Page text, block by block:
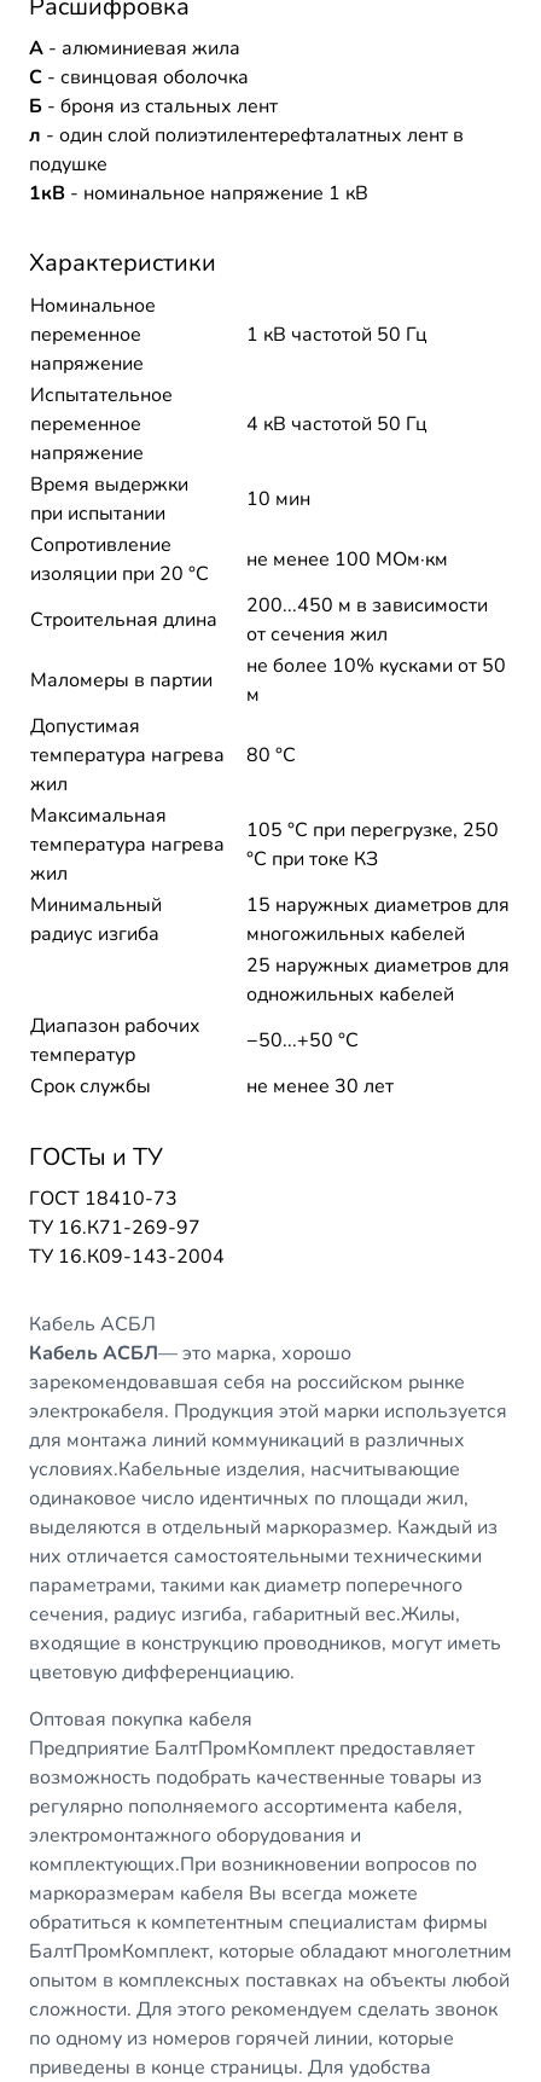
Расшифровка
А - алюминиевая жила
С - свинцовая оболочка
Б - броня из стальных лент
л - один слой полиэтилентерефталатных лент в
подушке
1кВ - номинальное напряжение 1 кВ
Характеристики
Номинальное
переменное
напряжение
1 кВ частотой 50 Гц
Испытательное
переменное
напряжение
4 кВ частотой 50 Гц
Время выдержки
при испытании
10 мин
Сопротивление
изоляции при 20 °С
не менее 100 МОм·км
Строительная длина
200...450 м в зависимости
от сечения жил
Маломеры в партии
не более 10% кусками от 50
м
Допустимая
температура нагрева
жил
80 °C
Максимальная
температура нагрева
жил
105 °C при перегрузке, 250
°C при токе КЗ
Минимальный
радиус изгиба
15 наружных диаметров для
многожильных кабелей
25 наружных диаметров для
одножильных кабелей
Диапазон рабочих
температур
−50...+50 °C
Срок службы
не менее 30 лет
ГОСТы и ТУ
ГОСТ 18410-73
ТУ 16.К71-269-97
ТУ 16.К09-143-2004
Кабель АСБЛ
Кабель АСБЛ— это марка, хорошо
зарекомендовавшая себя на российском рынке
электрокабеля. Продукция этой марки используется
для монтажа линий коммуникаций в различных
условиях.Кабельные изделия, насчитывающие
одинаковое число идентичных по площади жил,
выделяются в отдельный маркоразмер. Каждый из
них отличается самостоятельными техническими
параметрами, такими как диаметр поперечного
сечения, радиус изгиба, габаритный вес.Жилы,
входящие в конструкцию проводников, могут иметь
цветовую дифференциацию.
Оптовая покупка кабеля
Предприятие БалтПромКомплект предоставляет
возможность подобрать качественные товары из
регулярно пополняемого ассортимента кабеля,
электромонтажного оборудования и
комплектующих.При возникновении вопросов по
маркоразмерам кабеля Вы всегда можете
обратиться к компетентным специалистам фирмы
БалтПромКомплект, которые обладают многолетним
опытом в комплексных поставках на объекты любой
сложности. Для этого рекомендуем сделать звонок
по одному из номеров горячей линии, которые
приведены в конце страницы. Для удобства